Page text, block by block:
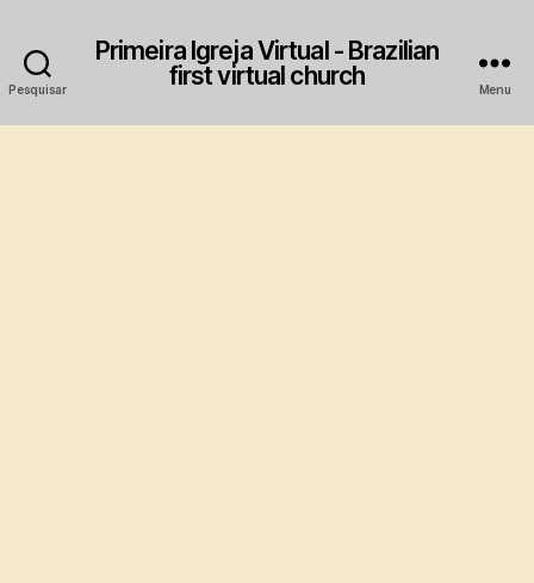
Pesquisar
Primeira Igreja Virtual - Brazilian
first virtual church
Menu